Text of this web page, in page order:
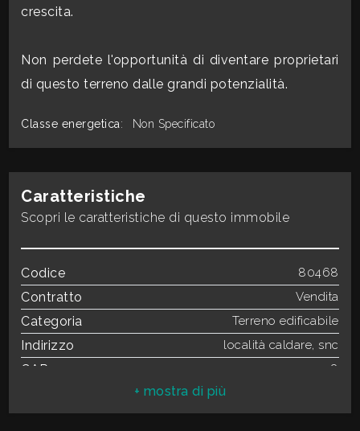
crescita.
Non perdete l'opportunità di diventare proprietari
di questo terreno dalle grandi potenzialità.
Classe energetica: Non Specificato
Caratteristiche
Scopri le caratteristiche di questo immobile
Codice 80468
Contratto Vendita
Categoria Terreno edificabile
Indirizzo località caldare, snc
CAP 1028
Totale mq 15.000 mq
5+
Qualsiasi
1
2
3